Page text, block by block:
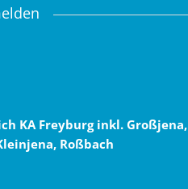
KA Freyburg inkl. Großjena,
Roßbach